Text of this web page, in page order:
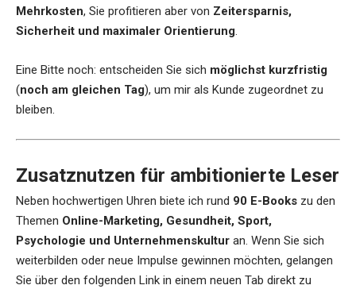
Mehrkosten, Sie profitieren aber von Zeitersparnis,
Sicherheit und maximaler Orientierung.
Eine Bitte noch: entscheiden Sie sich möglichst kurzfristig
(noch am gleichen Tag), um mir als Kunde zugeordnet zu
bleiben.
Zusatznutzen für ambitionierte Leser
Neben hochwertigen Uhren biete ich rund 90 E-Books zu den
Themen Online-Marketing, Gesundheit, Sport,
Psychologie und Unternehmenskultur an. Wenn Sie sich
weiterbilden oder neue Impulse gewinnen möchten, gelangen
Sie über den folgenden Link in einem neuen Tab direkt zu